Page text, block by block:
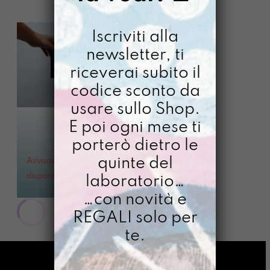
STAMPA A5
SPERANZA
Avvisami quando
disponibile
Iscriviti alla
newsletter, ti
riceverai subito il
codice sconto da
usare sullo Shop.
E poi ogni mese ti
porterò dietro le
quinte del
laboratorio…
…con novità e
REGALI solo per
te.